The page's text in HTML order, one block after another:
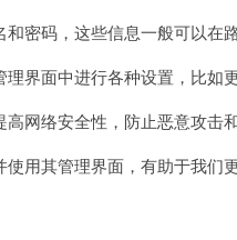
码，这些信息一般可以在路
面中进行各种设置，比如更
络安全性，防止恶意攻击和
其管理界面，有助于我们更